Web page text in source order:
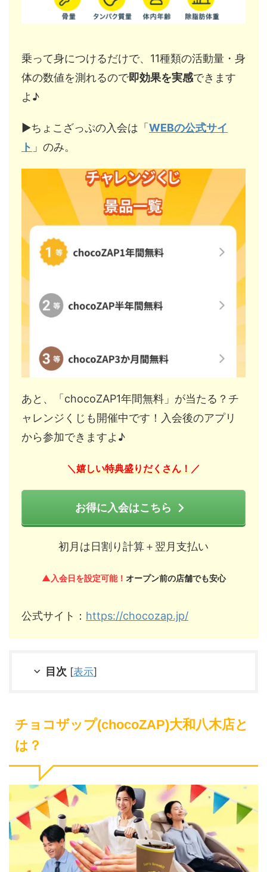
乗って身につけるだけで、11種類の活動量・身
体の数値を測れるので即効果を実感できます
よ♪
▶︎ちょこざっぷの入会は「WEBの公式サイ
ト 」のみ。
あと、「chocoZAP1年間無料」が当たる？チ
ャレンジくじも開催中です！入会後のアプリ
から参加できますよ♪
＼ 嬉しい特典盛りだくさん！ ／
お得に入会はこちら
初月は日割り計算＋翌月支払い
▲入会日を設定可能！ オープン前の店舗でも安心
公式サイト： https://chocozap.jp/
目次 [表示]
チョコザップ(chocoZAP)大和八木店と
は？